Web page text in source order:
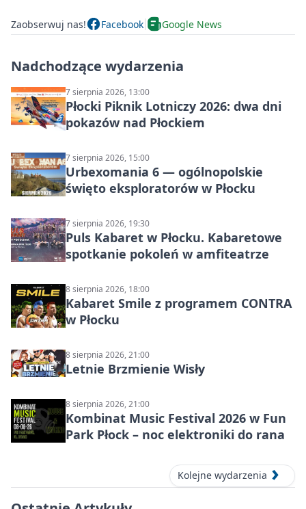
Zaobserwuj nas! Facebook Google News
Nadchodzące wydarzenia
7 sierpnia 2026, 13:00
Płocki Piknik Lotniczy 2026: dwa dni
pokazów nad Płockiem
7 sierpnia 2026, 15:00
Urbexomania 6 — ogólnopolskie
święto eksploratorów w Płocku
7 sierpnia 2026, 19:30
Puls Kabaret w Płocku. Kabaretowe
spotkanie pokoleń w amfiteatrze
8 sierpnia 2026, 18:00
Kabaret Smile z programem CONTRA
w Płocku
8 sierpnia 2026, 21:00
Letnie Brzmienie Wisły
8 sierpnia 2026, 21:00
Kombinat Music Festival 2026 w Fun
Park Płock – noc elektroniki do rana
Kolejne wydarzenia